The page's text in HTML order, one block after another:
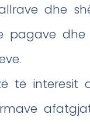
dhe
pagave dhe
të interesit